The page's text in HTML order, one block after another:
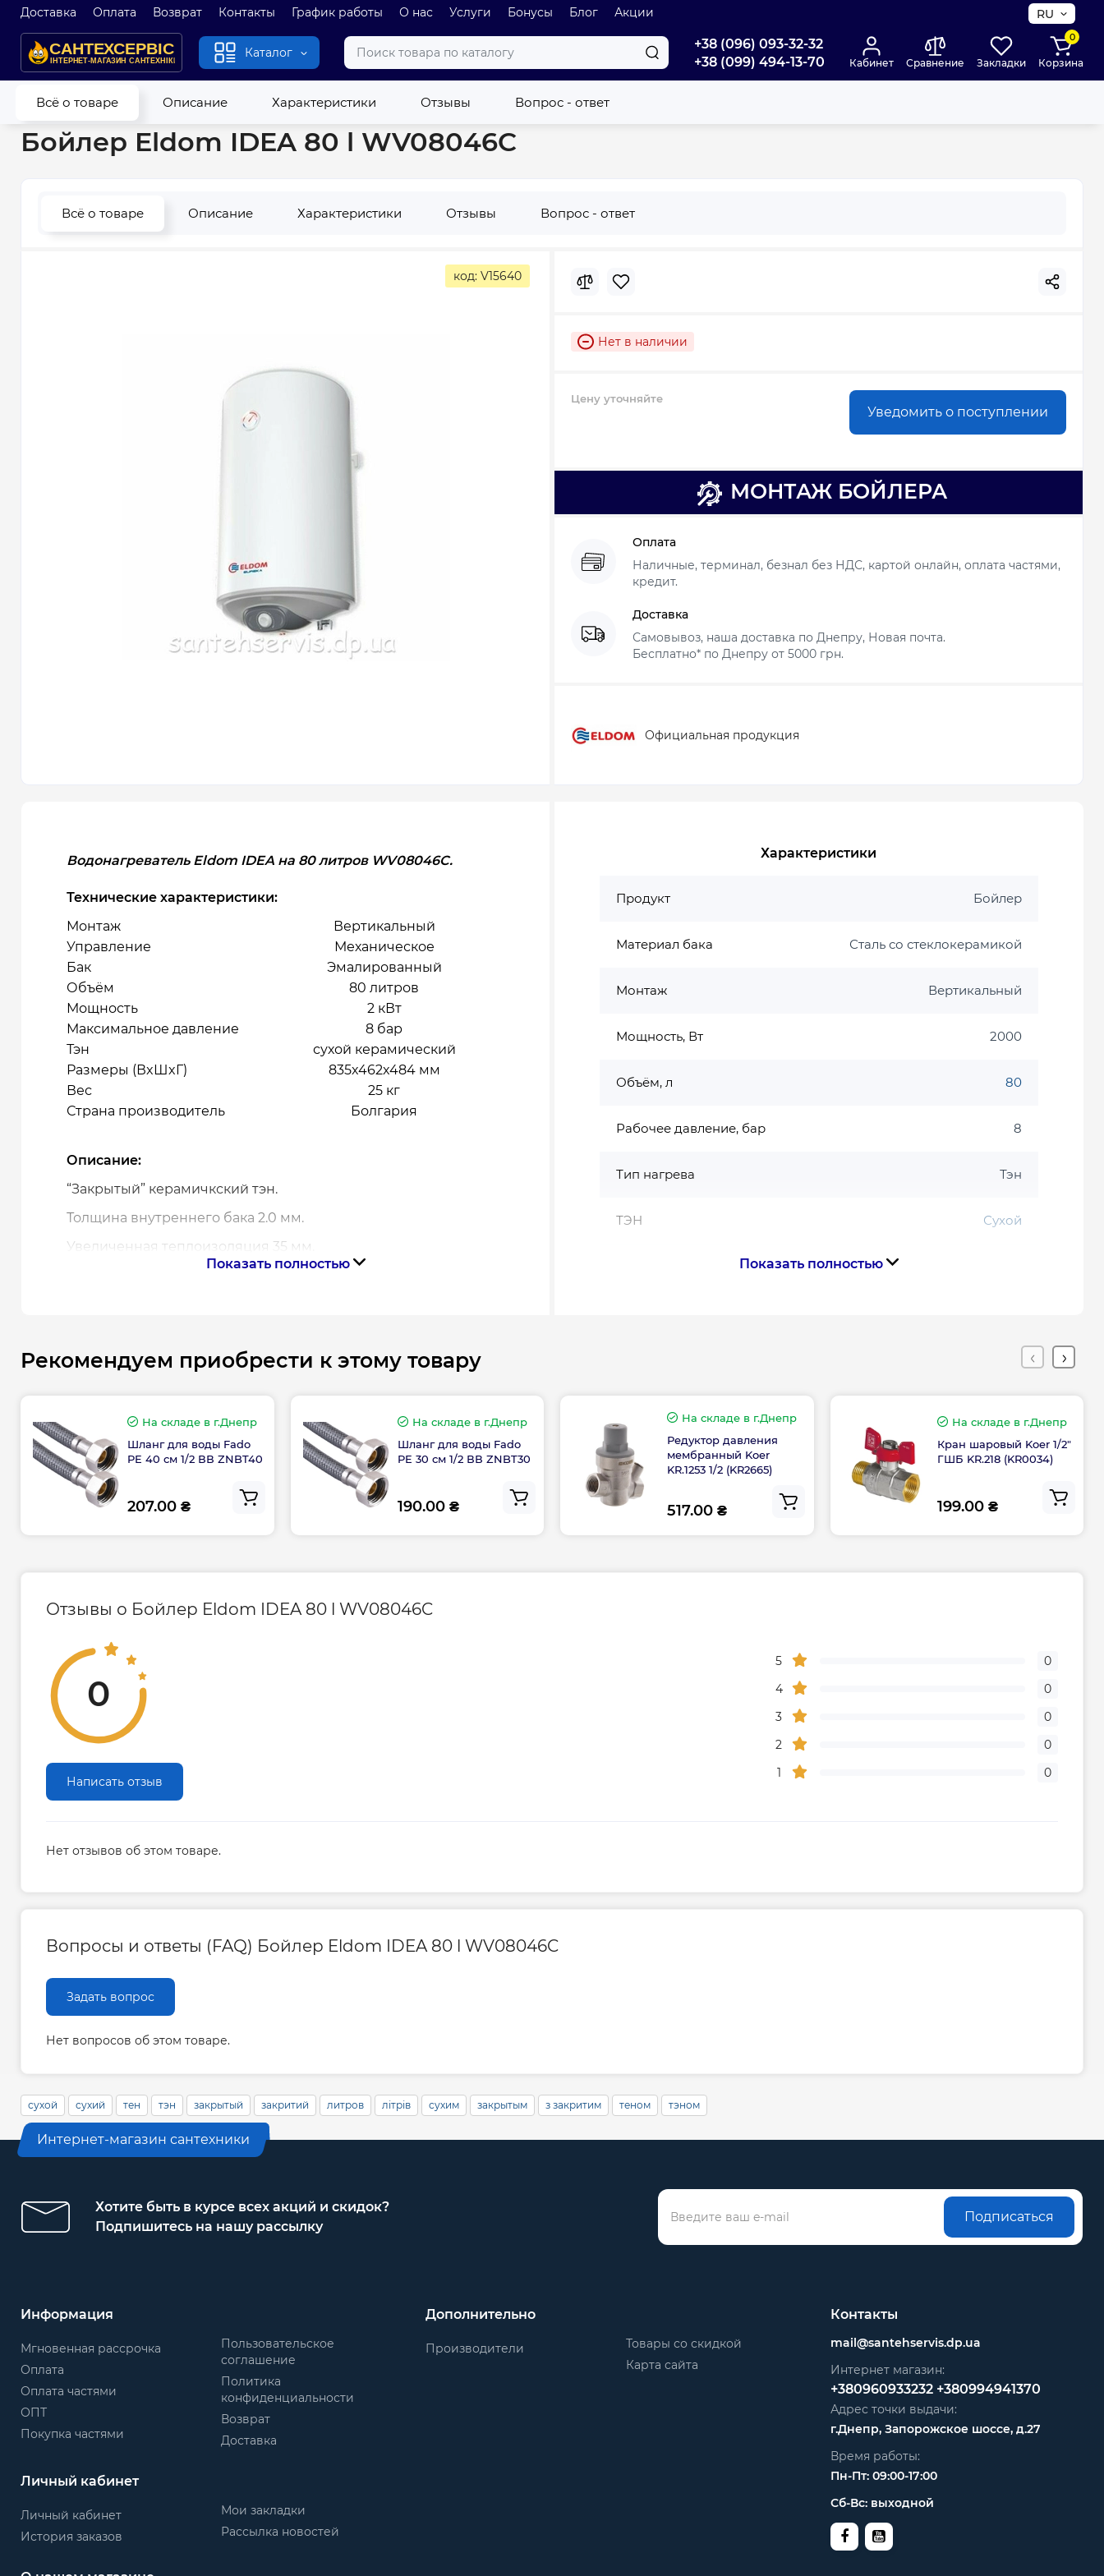
Доставка Оплата Возврат Контакты График работы О нас Услуги Бонусы Блог Акции RU
Каталог
+38 (096) 093-32-32
+38 (099) 494-13-70
Кабинет Сравнение Закладки
0
Корзина
Всё о товаре Описание Характеристики Отзывы Вопрос - ответ
Главная Водонагреватели Бойлеры Бойлер Eldom IDEA 80 l WV08046C
Бойлер Eldom IDEA 80 l WV08046C
Всё о товаре Описание Характеристики Отзывы Вопрос - ответ
код: V15640
Нет в наличии
Цену уточняйте
Уведомить о поступлении
МОНТАЖ БОЙЛЕРА
Оплата
Наличные, терминал, безнал без НДС, картой онлайн, оплата частями,
кредит.
Доставка
Самовывоз, наша доставка по Днепру, Новая почта.
Бесплатно* по Днепру от 5000 грн.
Официальная продукция
Водонагреватель Eldom IDEA на 80 литров WV08046C.
Технические характеристики:
Монтаж
Вертикальный
Управление
Механическое
Бак
Эмалированный
Объём
80 литров
Мощность
2 кВт
Максимальное давление
8 бар
Тэн
сухой керамический
Размеры (ВxШxГ)
835x462x484 мм
Вес
25 кг
Страна производитель
Болгария
Описание:
“Закрытый” керамичкский тэн.
Толщина внутреннего бака 2.0 мм.
Увеличенная теплоизоляция 35 мм.
Простое обслуживание - не надо спускать воду из
водонагревателя в случае замены ТЕна.
Гарантия: 10 лет на бак \ 3 года на электрическую часть.
Показать полностью
Характеристики
Продукт Бойлер
Материал бака Сталь со стеклокерамикой
Монтаж Вертикальный
Мощность, Вт 2000
Объём, л 80
Рабочее давление, бар 8
Тип нагрева Тэн
ТЭН Сухой
Высота, мм 835
Глубина, мм 484
Контакты сервисного центра
Показать полностью
Рекомендуем приобрести к этому товару
На складе в г.Днепр
Шланг для воды Fado
PE 40 см 1/2 ВВ ZNBT40
207.00 ₴
На складев г.Днепр
Шланг для воды Fado
PE 30 см 1/2 ВВ ZNBT30
190.00 ₴
На складе в г.Днепр
Редуктор давления
мембранный Koer
KR.1253 1/2 (KR2665)
517.00 ₴
На складев г.Днепр
Кран шаровый Koer 1/2"
ГШБ KR.218 (KR0034)
199.00 ₴
Отзывы о Бойлер Eldom IDEA 80 l WV08046C
0
Написать отзыв
5
0
4
0
3
0
2
0
1
0
Нет отзывов об этом товаре.
Вопросы и ответы (FAQ) Бойлер Eldom IDEA 80 l WV08046C
Задать вопрос
Нет вопросов об этом товаре.
сухой сухий тен тэн закрытый закритий литров літрів сухим закрытым з закритим теном тэном
Интернет-магазин сантехники
Хотите быть в курсе всех акций и скидок?
Подпишитесь на нашу рассылку
Подписаться
Информация
Мгновенная рассрочка
Оплата
Оплата частями
ОПТ
Покупка частями
Пользовательское
соглашение
Политика
конфиденциальности
Возврат
Доставка
Дополнительно
Производители
Товары со скидкой
Карта сайта
Личный кабинет
Личный кабинет
История заказов
Мои закладки
Рассылка новостей
Контакты
mail@santehservis.dp.ua
Интернет магазин:
+380960933232 +380994941370
Адрес точки выдачи:
г.Днепр, Запорожское шоссе, д.27
Время работы:
Пн-Пт: 09:00-17:00
Сб-Вс: выходной